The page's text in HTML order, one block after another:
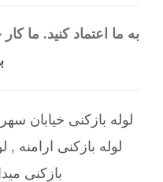
به ما اعتماد کنید. ما
لوله بازکنی خیابان
لوله بازکنی ارامنه ,
بازکنی